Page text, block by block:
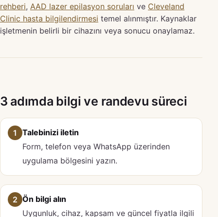
rehberi, AAD lazer epilasyon soruları ve Cleveland
Clinic hasta bilgilendirmesi temel alınmıştır. Kaynaklar
işletmenin belirli bir cihazını veya sonucu onaylamaz.
3 adımda bilgi ve randevu süreci
1
Talebinizi iletin
Form, telefon veya WhatsApp üzerinden
uygulama bölgesini yazın.
2 Ön bilgi alın
Uygunluk, cihaz, kapsam ve güncel fiyatla ilgili